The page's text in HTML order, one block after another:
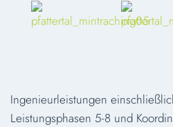
Ingenieurleistungen
Leistungsphasen 5-8 und